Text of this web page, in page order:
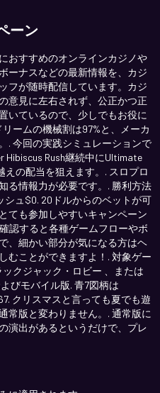
ーン
おすすめのオンラインカジノや
ーナスなどの最新情報を、カジ
フが随時配信しています。カジ
意見に左右されず、公正かつ正
いているので、少しでもお役に
ームの機械割は97%と、メーカ
. 今回の実践シミュレーションで
Hibiscus Rush継続中にUltimate
えの配当を狙えます。. スロプロ
る情報力が必要です。. 勝利方法
ュ$0. 20ドルからのベットが可
ても参加しやすいキャンペーン
認すると各種ゲームフローやボ
、細かい部分が気になる方はヘ
むことができますよ！. 対象ゲー
クジャック・ロビー 、または
びモバイル版. 青7図柄は
クリスマスと言っても夏でも遊
常版と変わりません。. 通常版に
演出があるというだけで、プレ